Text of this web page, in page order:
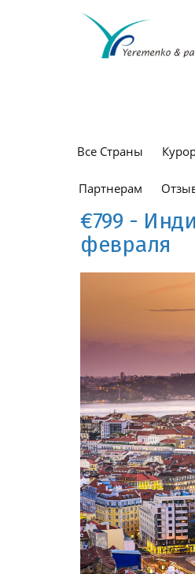
Все Страны
Партнерам
€799 -
февраля